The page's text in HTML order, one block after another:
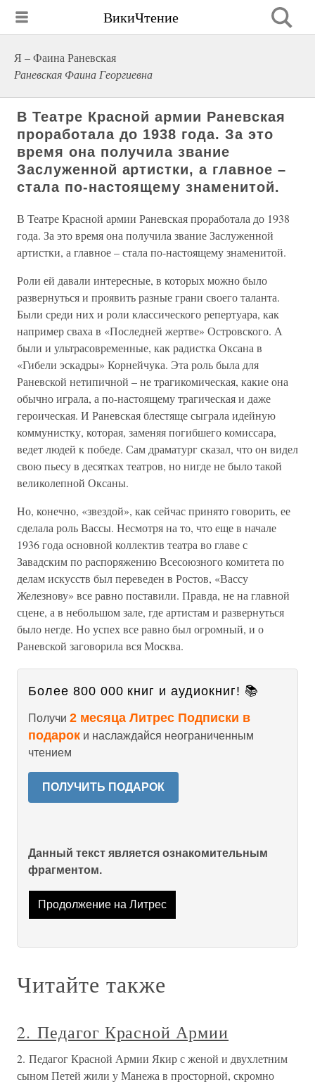
ВикиЧтение
Я – Фаина Раневская
Раневская Фаина Георгиевна
В Театре Красной армии Раневская
проработала до 1938 года. За это
время она получила звание
Заслуженной артистки, а главное –
стала по-настоящему знаменитой.
В Театре Красной армии Раневская проработала до 1938
года. За это время она получила звание Заслуженной
артистки, а главное – стала по-настоящему знаменитой.
Роли ей давали интересные, в которых можно было
развернуться и проявить разные грани своего таланта.
Были среди них и роли классического репертуара, как
например сваха в «Последней жертве» Островского. А
были и ультрасовременные, как радистка Оксана в
«Гибели эскадры» Корнейчука. Эта роль была для
Раневской нетипичной – не трагикомическая, какие она
обычно играла, а по-настоящему трагическая и даже
героическая. И Раневская блестяще сыграла идейную
коммунистку, которая, заменяя погибшего комиссара,
ведет людей к победе. Сам драматург сказал, что он видел
свою пьесу в десятках театров, но нигде не было такой
великолепной Оксаны.
Но, конечно, «звездой», как сейчас принято говорить, ее
сделала роль Вассы. Несмотря на то, что еще в начале
1936 года основной коллектив театра во главе с
Завадским по распоряжению Всесоюзного комитета по
делам искусств был переведен в Ростов, «Вассу
Железнову» все равно поставили. Правда, не на главной
сцене, а в небольшом зале, где артистам и развернуться
было негде. Но успех все равно был огромный, и о
Раневской заговорила вся Москва.
Более 800 000 книг и аудиокниг! 📚
Получи 2 месяца Литрес Подписки в
подарок и наслаждайся неограниченным
чтением
ПОЛУЧИТЬ ПОДАРОК
Данный текст является ознакомительным
фрагментом.
Продолжение на Литрес
Читайте также
2. Педагог Красной Армии
2. Педагог Красной Армии Якир с женой и двухлетним
сыном Петей жили у Манежа в просторной, скромно